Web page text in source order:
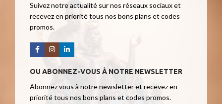
Suivez notre actualité sur nos réseaux sociaux et
recevez en priorité tous nos bons plans et codes
promos.
OU ABONNEZ-VOUS À NOTRE NEWSLETTER
Abonnez vous à notre newsletter et recevez en
priorité tous nos bons plans et codes promos.